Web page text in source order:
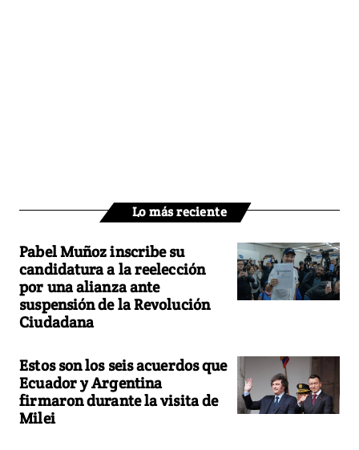
Lo más reciente
Pabel Muñoz inscribe su
candidatura a la reelección
por una alianza ante
suspensión de la Revolución
Ciudadana
Estos son los seis acuerdos que
Ecuador y Argentina
firmaron durante la visita de
Milei